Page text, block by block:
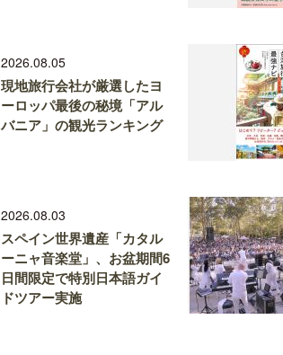
2026.08.05
現地旅行会社が厳選したヨ
ーロッパ最後の秘境「アル
バニア」の観光ランキング
2026.08.03
スペイン世界遺産「カタル
ーニャ音楽堂」、お盆期間6
日間限定で特別日本語ガイ
ドツアー実施